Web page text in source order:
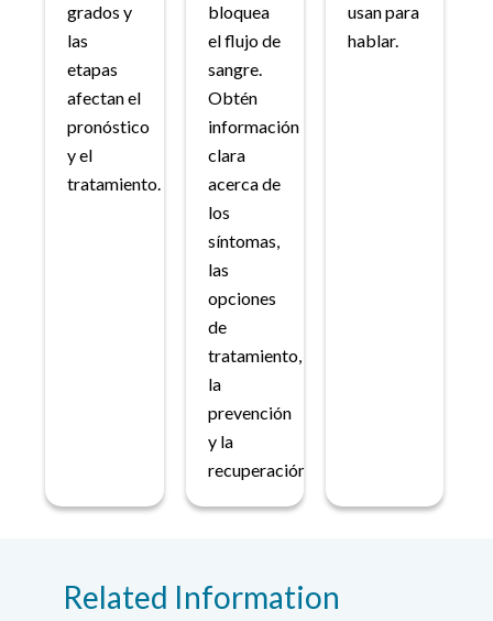
grados y
las
etapas
afectan el
pronóstico
y el
tratamiento.
bloquea
el flujo de
sangre.
Obtén
información
clara
acerca de
los
síntomas,
las
opciones
de
tratamiento,
la
prevención
y la
recuperación.
usan para
hablar.
Related Information